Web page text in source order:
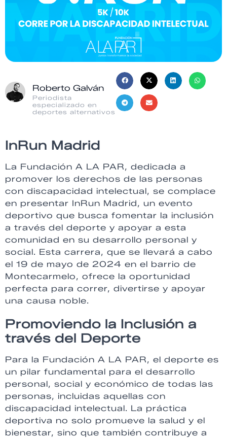
Roberto Galván
Periodista
especializado en
deportes alternativos
InRun Madrid
La Fundación A LA PAR, dedicada a
promover los derechos de las personas
con discapacidad intelectual, se complace
en presentar InRun Madrid, un evento
deportivo que busca fomentar la inclusión
a través del deporte y apoyar a esta
comunidad en su desarrollo personal y
social. Esta carrera, que se llevará a cabo
el 19 de mayo de 2024 en el barrio de
Montecarmelo, ofrece la oportunidad
perfecta para correr, divertirse y apoyar
una causa noble.
Promoviendo la Inclusión a
través del Deporte
Para la Fundación A LA PAR, el deporte es
un pilar fundamental para el desarrollo
personal, social y económico de todas las
personas, incluidas aquellas con
discapacidad intelectual. La práctica
deportiva no solo promueve la salud y el
bienestar, sino que también contribuye a